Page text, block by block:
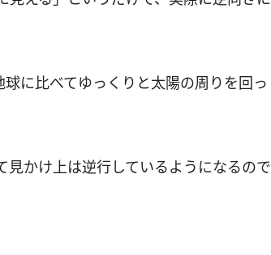
に比べてゆっくりと太陽の周りを回っ
かけ上は逆行しているようになるので